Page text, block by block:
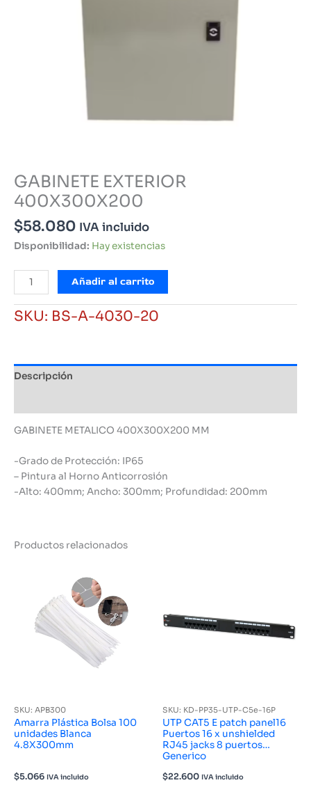
GABINETE EXTERIOR
400X300X200
$58.080 IVA incluido
Disponibilidad: Hay existencias
GABINETE
EXTERIOR
400X300X200
cantidad
Añadir al carrito
SKU: BS-A-4030-20
Descripción
GABINETE METALICO 400X300X200 MM
-Grado de Protección: IP65
– Pintura al Horno Anticorrosión
-Alto: 400mm; Ancho: 300mm; Profundidad: 200mm
Productos relacionados
SKU: APB300
Amarra Plástica Bolsa 100
unidades Blanca
4.8X300mm
$5.066 IVA incluido
SKU: KD-PP35-UTP-C5e-16P
UTP CAT5 E patch panel16
Puertos 16 x unshielded
RJ45 jacks 8 puertos
Generico
$22.600 IVA incluido